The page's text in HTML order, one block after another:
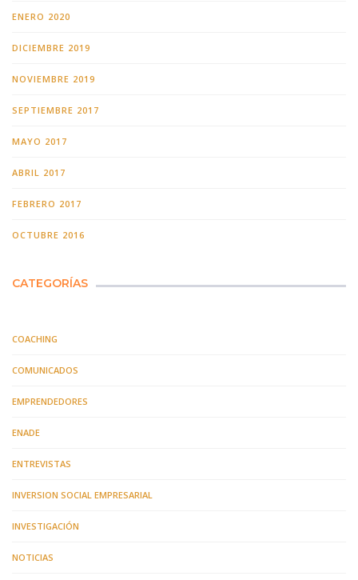
ENERO 2020
DICIEMBRE 2019
NOVIEMBRE 2019
SEPTIEMBRE 2017
MAYO 2017
ABRIL 2017
FEBRERO 2017
OCTUBRE 2016
CATEGORÍAS
COACHING
COMUNICADOS
EMPRENDEDORES
ENADE
ENTREVISTAS
INVERSION SOCIAL EMPRESARIAL
INVESTIGACIÓN
NOTICIAS